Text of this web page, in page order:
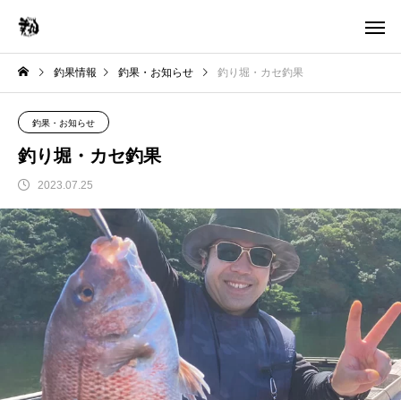
釣果情報 釣果・お知らせ 釣り堀・カセ釣果
釣果・お知らせ
釣り堀・カセ釣果
2023.07.25